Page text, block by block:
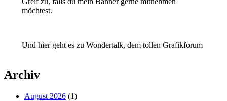
möchtest.
Und hier geht es zu Wondertalk, dem tollen Grafikforum
Archiv
August 2026 (1)